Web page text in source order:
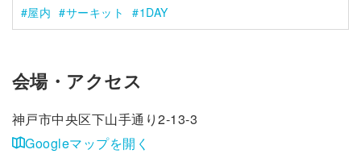
屋内 サーキット 1DAY
会場・アクセス
神戸市中央区下山手通り2-13-3
Googleマップを開く